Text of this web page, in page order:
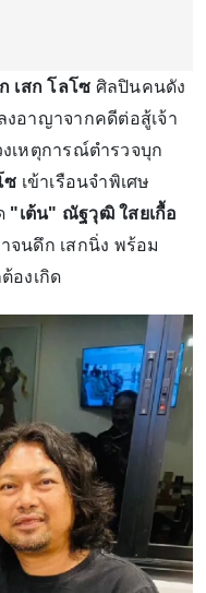
เสก โลโซ ศิลปินคนดัง
อาญาจากคดีต่อสู้เจ้า
เหตุการณ์ตำรวจบุก
ซ เข้าเรือนจำพิเศษ
"เต้น" ณัฐวุฒิ ใสยเกื้อ
จนดึก เสกนิ่ง พร้อม
องเกิด